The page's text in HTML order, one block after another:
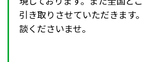
引き取りさせていただきます
談くださいませ。